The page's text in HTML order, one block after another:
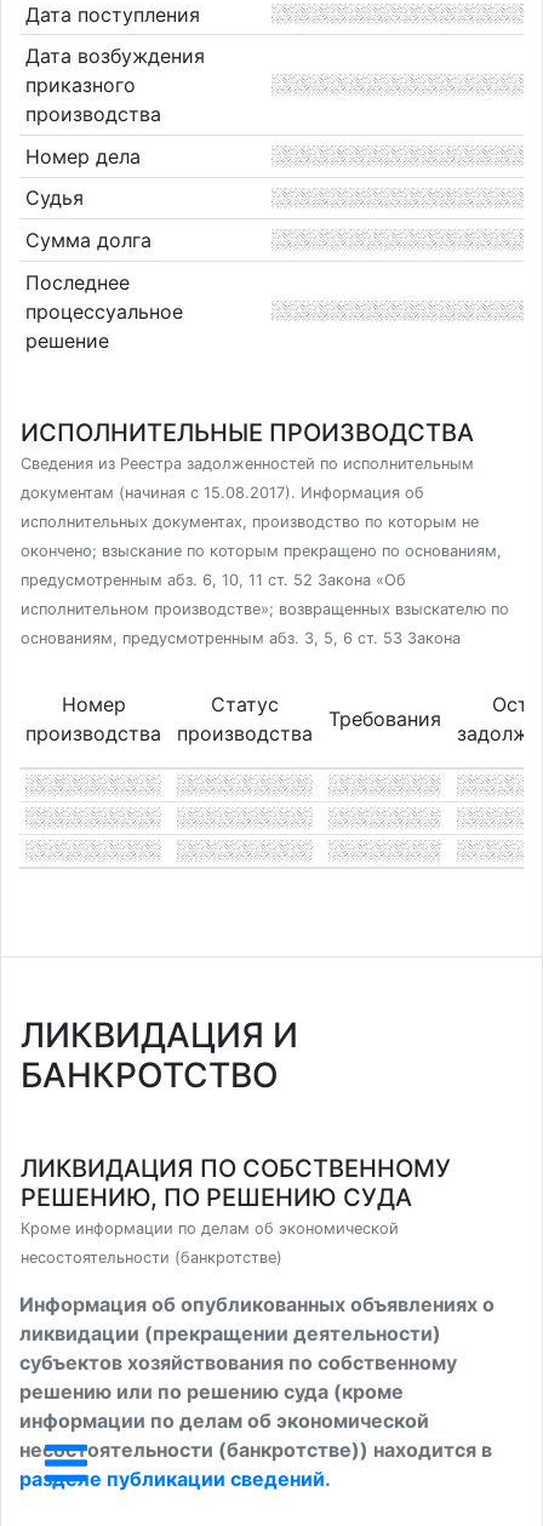
Дата поступления
Дата возбуждения
приказного
производства
Номер дела
Судья
Сумма долга
Последнее
процессуальное
решение
ИСПОЛНИТЕЛЬНЫЕ ПРОИЗВОДСТВА
Сведения из Реестра задолженностей по исполнительным
документам (начиная с 15.08.2017). Информация об
исполнительных документах, производство по которым не
окончено; взыскание по которым прекращено по основаниям,
предусмотренным абз. 6, 10, 11 ст. 52 Закона «Об
исполнительном производстве»; возвращенных взыскателю по
основаниям, предусмотренным абз. 3, 5, 6 ст. 53 Закона
Номер
производства
Статус
производства
Требования
ЛИКВИДАЦИЯ И
БАНКРОТСТВО
ЛИКВИДАЦИЯ ПО СОБСТВЕННОМУ
РЕШЕНИЮ, ПО РЕШЕНИЮ СУДА
Кроме информации по делам об экономической
несостоятельности (банкротстве)
Информация об опубликованных объявлениях о
ликвидации (прекращении деятельности)
субъектов хозяйствования по собственному
решению или по решению суда (кроме
информации по делам об экономической
несостоятельности (банкротстве)) находится в
разделе публикации сведений.